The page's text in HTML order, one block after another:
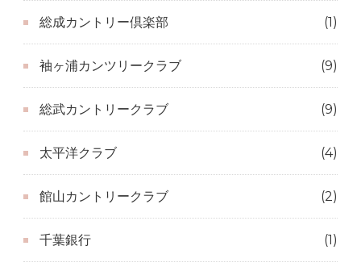
総成カントリー倶楽部 (1)
袖ヶ浦カンツリークラブ (9)
総武カントリークラブ (9)
太平洋クラブ (4)
館山カントリークラブ (2)
千葉銀行 (1)